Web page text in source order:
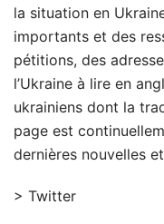
la situation en
importants et des
pétitions, des
l’Ukraine à lire en
ukrainiens dont la
page est
dernières nouvelles
> Twitter